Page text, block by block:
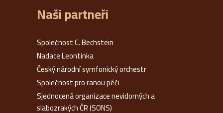
Naši partneři
Společnost C. Bechstein
Nadace Leontinka
Český národní symfonický orchestr
Společnost pro ranou péči
Sjednocená organizace nevidomých a
slabozrakých ČR (SONS)